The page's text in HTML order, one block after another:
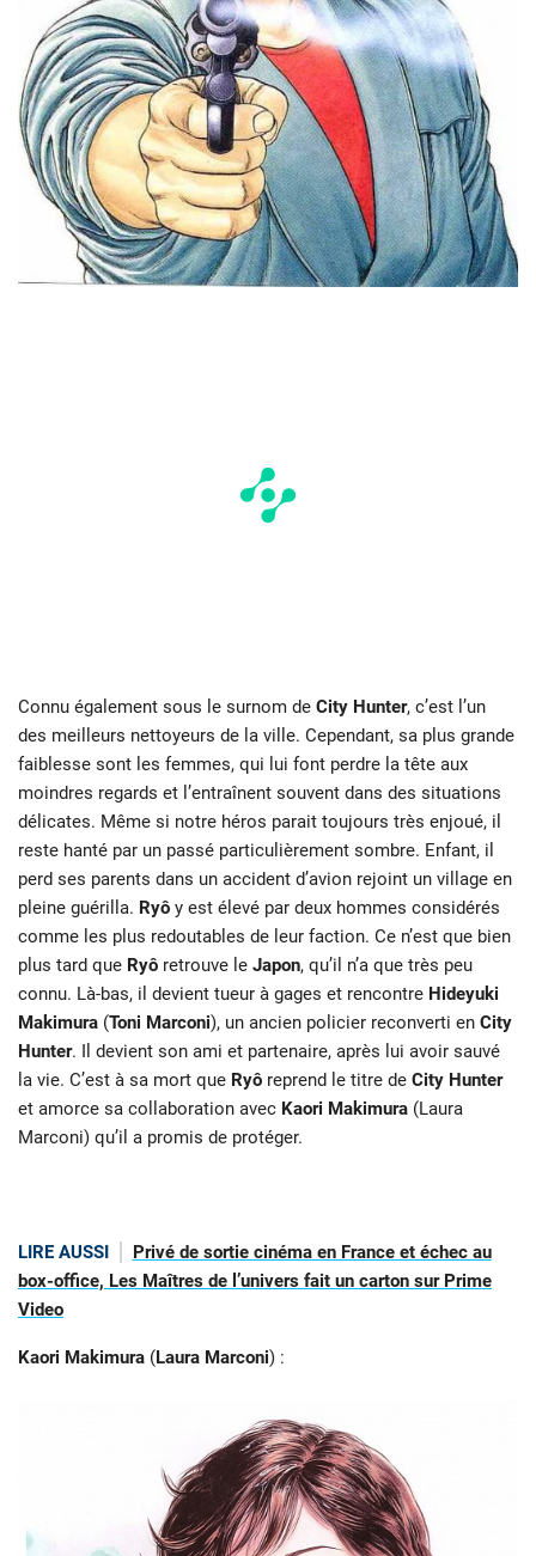
Connu également sous le surnom de City Hunter, c’est l’un
des meilleurs nettoyeurs de la ville. Cependant, sa plus grande
faiblesse sont les femmes, qui lui font perdre la tête aux
moindres regards et l’entraînent souvent dans des situations
délicates. Même si notre héros parait toujours très enjoué, il
reste hanté par un passé particulièrement sombre. Enfant, il
perd ses parents dans un accident d’avion rejoint un village en
pleine guérilla. Ryô y est élevé par deux hommes considérés
comme les plus redoutables de leur faction. Ce n’est que bien
plus tard que Ryô retrouve le Japon, qu’il n’a que très peu
connu. Là-bas, il devient tueur à gages et rencontre Hideyuki
Makimura (Toni Marconi), un ancien policier reconverti en City
Hunter. Il devient son ami et partenaire, après lui avoir sauvé
la vie. C’est à sa mort que Ryô reprend le titre de City Hunter
et amorce sa collaboration avec Kaori Makimura (Laura
Marconi) qu’il a promis de protéger.
LIRE AUSSI
Privé de sortie cinéma en France et échec au
box-office, Les Maîtres de l’univers fait un carton sur Prime
Video
Kaori Makimura (Laura Marconi) :